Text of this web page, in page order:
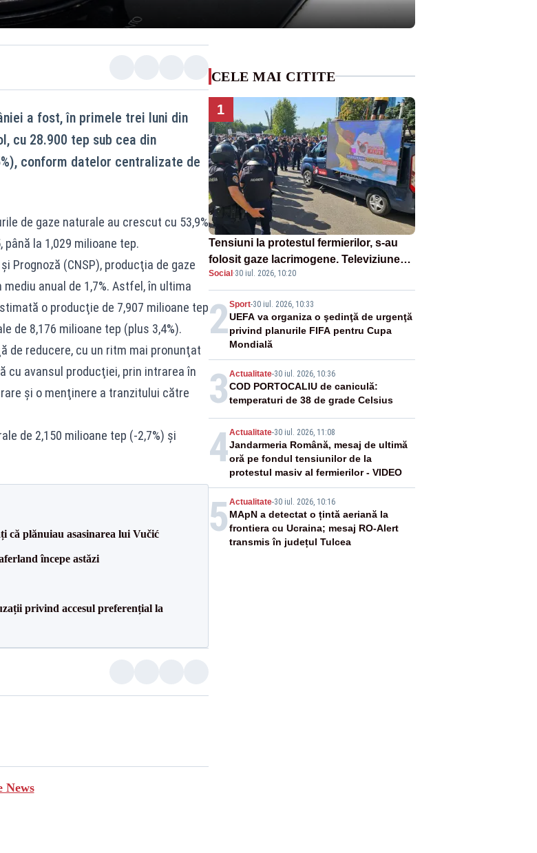
a fost, în primele trei luni din
cu 28.900 tep sub cea din
conform datelor centralizate de
de gaze naturale au crescut cu 53,9%
la 1,029 milioane tep.
Prognoză (CNSP), producţia de gaze
anual de 1,7%. Astfel, în ultima
o producţie de 7,907 milioane tep
de 8,176 milioane tep (plus 3,4%).
de reducere, cu un ritm mai pronunţat
cu avansul producţiei, prin intrarea în
şi o menţinere a tranzitului către
de 2,150 milioane tep (-2,7%) şi
că plănuiau asasinarea lui Vučić
începe astăzi
privind accesul preferențial la
News
CELE MAI CITITE
1
Tensiuni la protestul fermierilor, s-au
folosit gaze lacrimogene. Televiziunea
Poporului face apel la calm – LIVE
TEXT
Social·30 iul. 2026, 10:20
2Sport-30 iul. 2026, 10:33
UEFA va organiza o şedinţă de urgenţă
privind planurile FIFA pentru Cupa
Mondială
3 Actualitate-30 iul. 2026, 10:36
COD PORTOCALIU de caniculă:
temperaturi de 38 de grade Celsius
4Actualitate-30 iul. 2026, 11:08
Jandarmeria Română, mesaj de ultimă
oră pe fondul tensiunilor de la
protestul masiv al fermierilor - VIDEO
5 Actualitate-30 iul. 2026, 10:16
MApN a detectat o țintă aeriană la
frontiera cu Ucraina; mesaj RO-Alert
transmis în județul Tulcea